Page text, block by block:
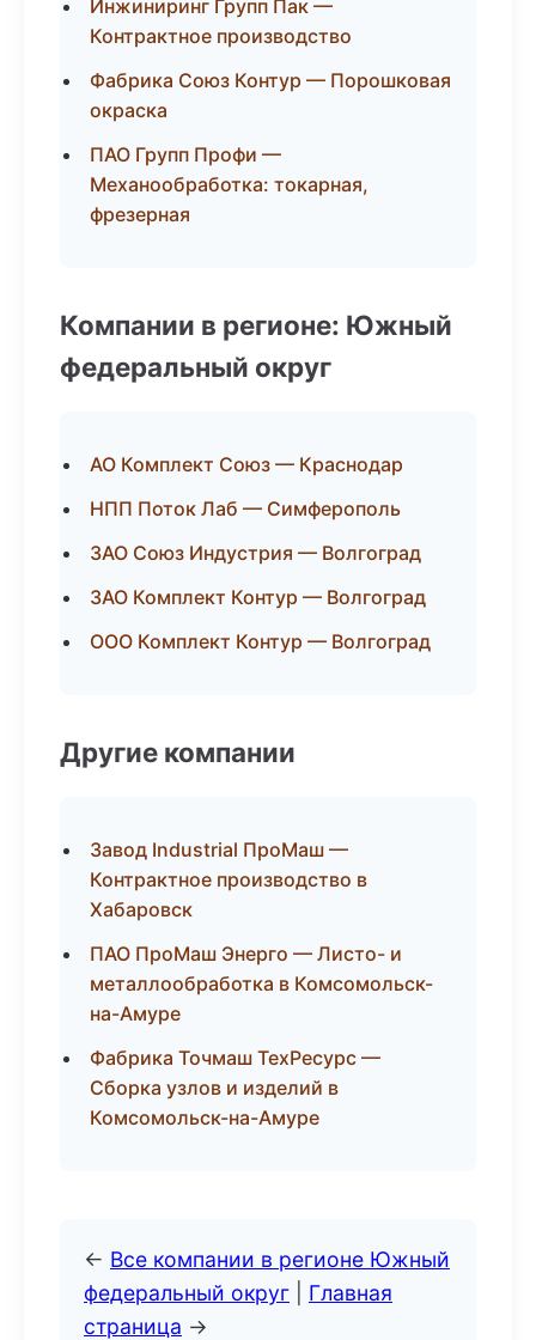
Инжиниринг Групп Пак —
Контрактное производство
Фабрика Союз Контур — Порошковая
окраска
ПАО Групп Профи —
Механообработка: токарная,
фрезерная
Компании в регионе: Южный
федеральный округ
АО Комплект Союз — Краснодар
НПП Поток Лаб — Симферополь
ЗАО Союз Индустрия — Волгоград
ЗАО Комплект Контур — Волгоград
ООО Комплект Контур — Волгоград
Другие компании
Завод Industrial ПроМаш —
Контрактное производство в
Хабаровск
ПАО ПроМаш Энерго — Листо- и
металлообработка в Комсомольск-
на-Амуре
Фабрика Точмаш ТехРесурс —
Сборка узлов и изделий в
Комсомольск-на-Амуре
← Все компании в регионе Южный
федеральный округ
Главная
страница →